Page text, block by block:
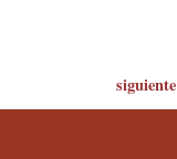
siguiente